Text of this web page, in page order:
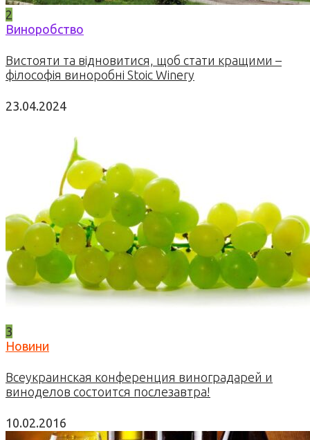
2
Виноробство
Вистояти та відновитися, щоб стати кращими –
філософія виноробні Stoic Winery
23.04.2024
3
Новини
Всеукраинская конференция виноградарей и
виноделов состоится послезавтра!
10.02.2016